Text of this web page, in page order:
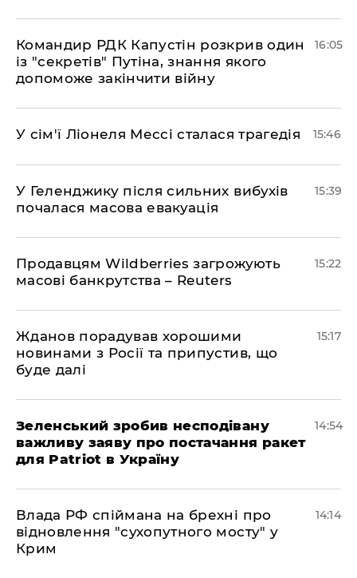
Командир РДК Капустін розкрив один
із "секретів" Путіна, знання якого
допоможе закінчити війну
16:05
У сім'ї Ліонеля Мессі сталася трагедія 15:46
У Геленджику після сильних вибухів
почалася масова евакуація
15:39
Продавцям Wildberries загрожують
масові банкрутства – Reuters
15:22
Жданов порадував хорошими
новинами з Росії та припустив, що
буде далі
15:17
Зеленський зробив несподівану
важливу заяву про постачання ракет
для Patriot в Україну
14:54
Влада РФ спіймана на брехні про
відновлення "сухопутного мосту" у
Крим
14:14